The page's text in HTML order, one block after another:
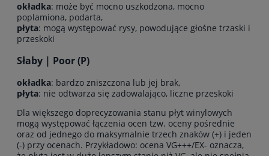
okładka: może być mocno uszkodzona, mocno
poplamiona, podarta,
płyta: mogą występować rysy, powodujące głośne trzaski i
przeskoki
Słaby | Poor (P)
okładka: bardzo zniszczona lub jej brak,
płyta: nie odtwarza się zadowalająco, liczne przeskoki
Dla większego doprecyzowania stanu płyt winylowych
mogą występować łączenia ocen tzw. oceny pośrednie
oraz od jednego do maksymalnie trzech znaków (+) i jeden
(-) przy ocenach. Przykładowo: ocena VG+++/EX- oznacza,